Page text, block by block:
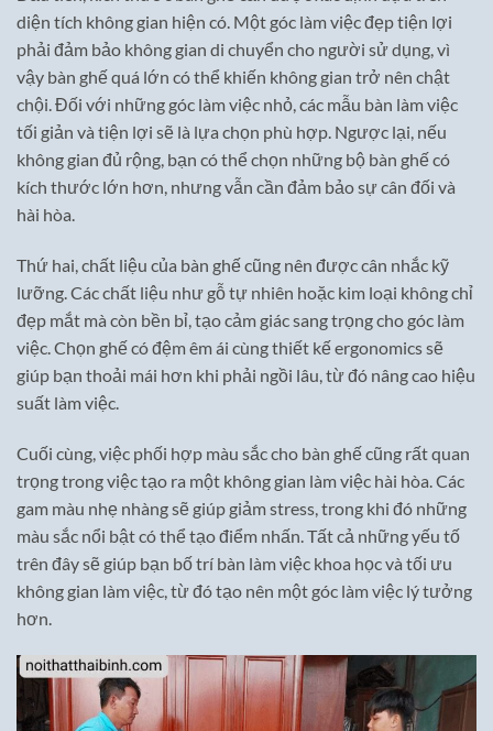
diện tích không gian hiện có. Một góc làm việc đẹp tiện lợi
phải đảm bảo không gian di chuyển cho người sử dụng, vì
vậy bàn ghế quá lớn có thể khiến không gian trở nên chật
chội. Đối với những góc làm việc nhỏ, các mẫu bàn làm việc
tối giản và tiện lợi sẽ là lựa chọn phù hợp. Ngược lại, nếu
không gian đủ rộng, bạn có thể chọn những bộ bàn ghế có
kích thước lớn hơn, nhưng vẫn cần đảm bảo sự cân đối và
hài hòa.
Thứ hai, chất liệu của bàn ghế cũng nên được cân nhắc kỹ
lưỡng. Các chất liệu như gỗ tự nhiên hoặc kim loại không chỉ
đẹp mắt mà còn bền bỉ, tạo cảm giác sang trọng cho góc làm
việc. Chọn ghế có đệm êm ái cùng thiết kế ergonomics sẽ
giúp bạn thoải mái hơn khi phải ngồi lâu, từ đó nâng cao hiệu
suất làm việc.
Cuối cùng, việc phối hợp màu sắc cho bàn ghế cũng rất quan
trọng trong việc tạo ra một không gian làm việc hài hòa. Các
gam màu nhẹ nhàng sẽ giúp giảm stress, trong khi đó những
màu sắc nổi bật có thể tạo điểm nhấn. Tất cả những yếu tố
trên đây sẽ giúp bạn bố trí bàn làm việc khoa học và tối ưu
không gian làm việc, từ đó tạo nên một góc làm việc lý tưởng
hơn.